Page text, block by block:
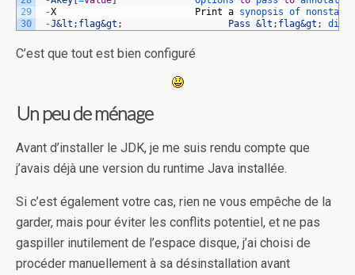
29
30
-X Print a synopsis of
-J&lt ; flag&gt ; Pass &lt ; flag&gt ;
C’est que tout est bien configuré
Un peu de ménage
Avant d’installer le JDK, je me suis rendu compte que
j’avais déjà une version du runtime Java installée.
Si c’est également votre cas, rien ne vous empêche de la
garder, mais pour éviter les conflits potentiel, et ne pas
gaspiller inutilement de l’espace disque, j’ai choisi de
procéder manuellement à sa désinstallation avant